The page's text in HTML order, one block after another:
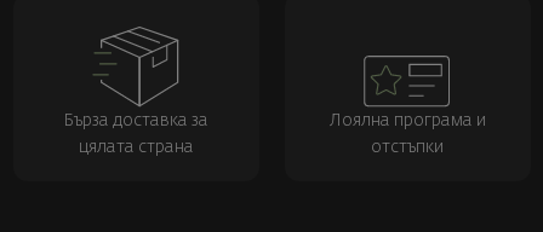
Бърза доставка за
цялата страна
Лоялна програма и
отстъпки